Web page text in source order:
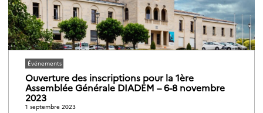
Événements
Ouverture des inscriptions pour la 1ère
Assemblée Générale DIADEM – 6-8 novembre
2023
1 septembre 2023